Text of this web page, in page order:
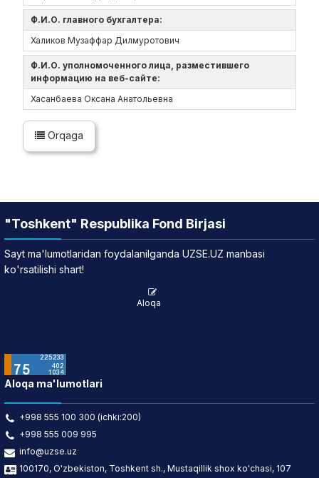
Ф.И.О. главного бухгалтера:
Халиков Музаффар Дилмуротович
Ф.И.О. уполномоченного лица, разместившего
информацию на веб-сайте:
Хасанбаева Оксана Анатольевна
Orqaga
"Toshkent" Respublika Fond Birjasi
Sayt ma'lumotlaridan foydalanilganda UZSE.UZ manbasi
ko'rsatilishi shart!
Aloqa
Aloqa ma'lumotlari
+998 555 100 300 (ichki:200)
+998 555 009 995
info@uzse.uz
100170, O'zbekiston, Toshkent sh., Mustaqillik shox ko'chasi, 107